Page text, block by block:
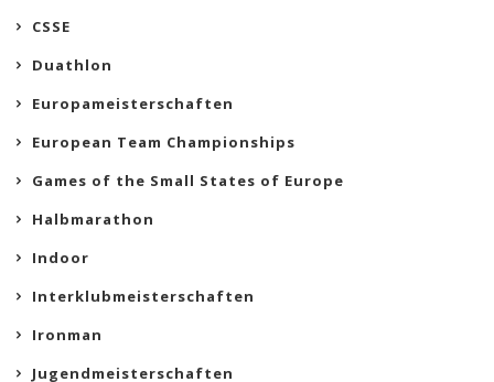
CSSE
Duathlon
Europameisterschaften
European Team Championships
Games of the Small States of Europe
Halbmarathon
Indoor
Interklubmeisterschaften
Ironman
Jugendmeisterschaften